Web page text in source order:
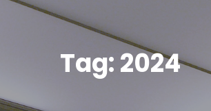
Tag: 2024